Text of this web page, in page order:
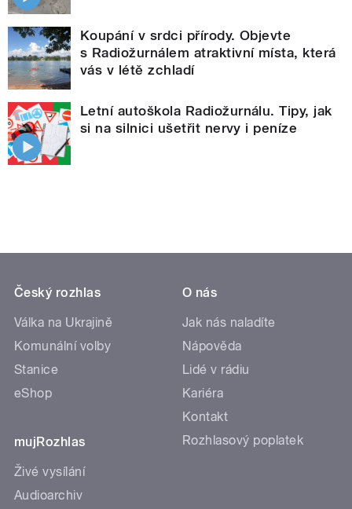
Koupání v srdci přírody. Objevte
s Radiožurnálem atraktivní místa, která
vás v létě zchladí
Letní autoškola Radiožurnálu. Tipy, jak
si na silnici ušetřit nervy i peníze
Český rozhlas
Válka na Ukrajině
Komunální volby
Stanice
eShop
mujRozhlas
Živé vysílání
Audioarchiv
O nás
Jak nás naladíte
Nápověda
Lidé v rádiu
Kariéra
Kontakt
Rozhlasový poplatek